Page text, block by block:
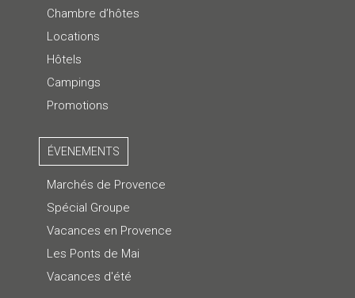
Chambre d’hôtes
Locations
Hôtels
Campings
Promotions
ÉVENEMENTS
Marchés de Provence
Spécial Groupe
Vacances en Provence
Les Ponts de Mai
Vacances d'été